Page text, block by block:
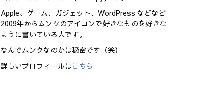
Apple、ゲーム、ガジェット、WordPress などなど
2009年からムンクのアイコンで好きなものを好きな
ように書いている人です。
なんでムンクなのかは秘密です（笑）
詳しいプロフィールはこちら